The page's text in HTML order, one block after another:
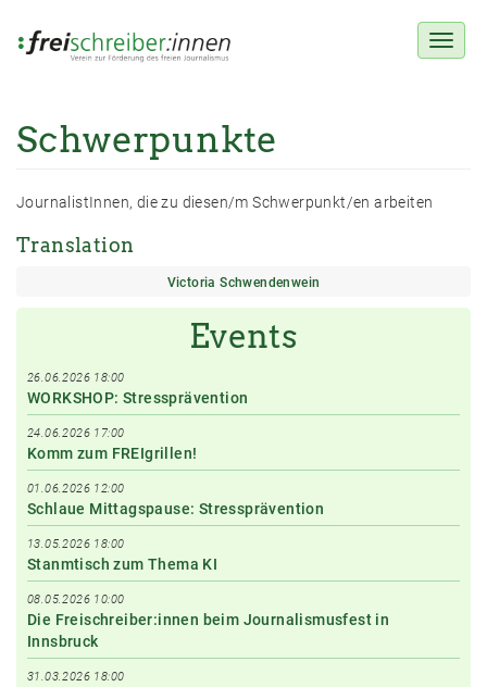
Direkt
zum
Toggle
Schwerpunkte
JournalistInnen, die zu diesen/m Schwerpunkt/en arbeiten
Translation
Victoria Schwendenwein
Events
26.06.2026 18:00
WORKSHOP: Stressprävention
24.06.2026 17:00
Komm zum FREIgrillen!
01.06.2026 12:00
Schlaue Mittagspause: Stressprävention
13.05.2026 18:00
Stanmtisch zum Thema KI
08.05.2026 10:00
Die Freischreiber:innen beim Journalismusfest in
Innsbruck
31.03.2026 18:00